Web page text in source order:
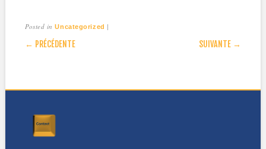
Posted inUncategorized |
POST NAVIGATION
← PRÉCÉDENTE SUIVANTE →